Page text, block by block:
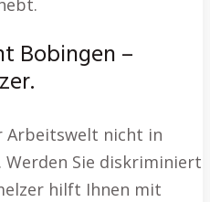
Bobingen –
Arbeitswelt nicht in
Sie diskriminiert
hilft Ihnen mit